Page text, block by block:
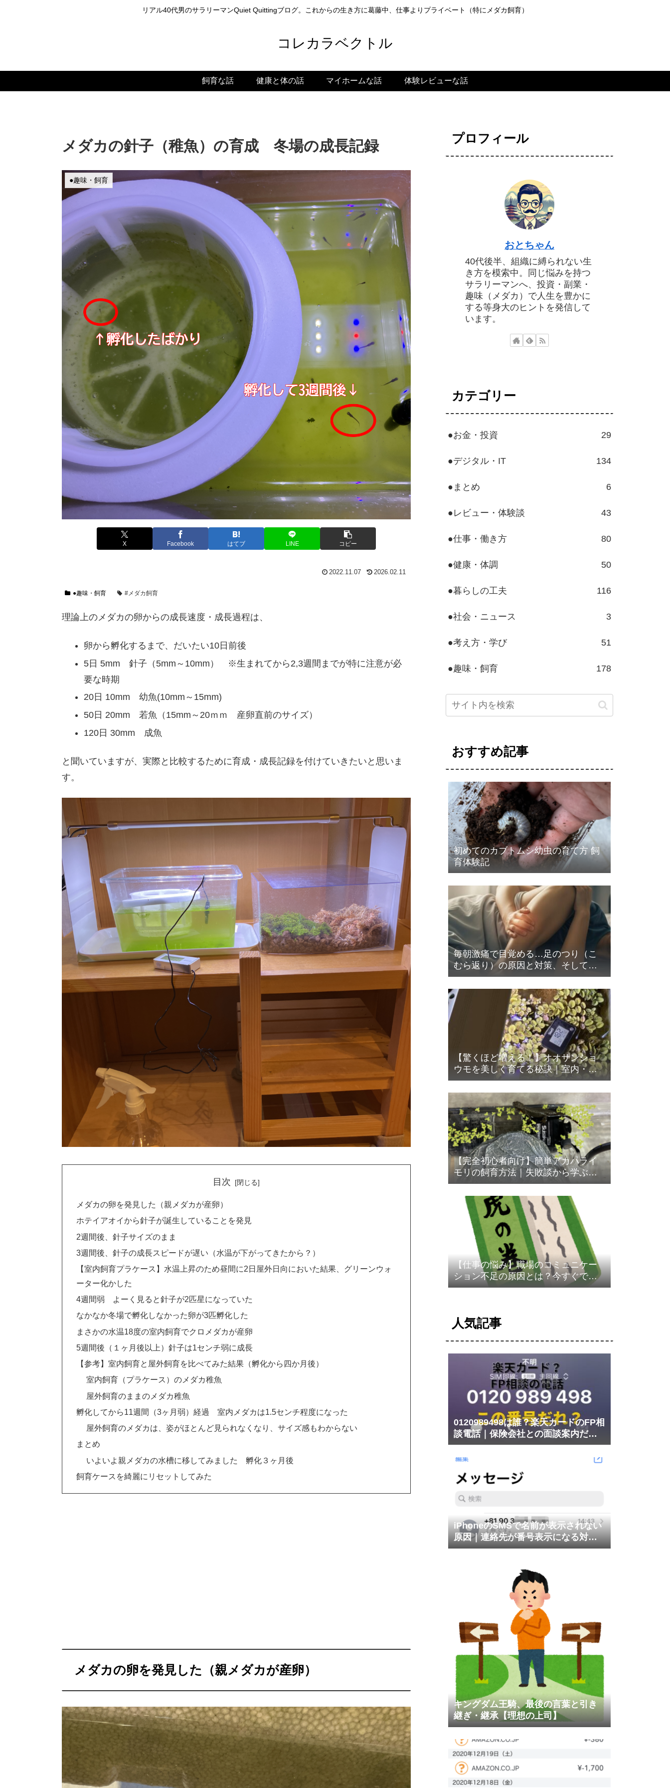
リアル40代男のサラリーマンQuiet Quittingブログ。これからの生き方に葛藤中、仕事よりプライベート（特にメダカ飼育）
コレカラベクトル
飼育な話 健康と体の話 マイホームな話 体験レビューな話
メダカの針子（稚魚）の育成 冬場の成長記録
●趣味・飼育
X Facebook はてブ LINE コピー
2022.11.07 2026.02.11
●趣味・飼育 #メダカ飼育
理論上のメダカの卵からの成長速度・成長過程は、
卵から孵化するまで、だいたい10日前後
5日 5mm 針子（5mm～10mm） ※生まれてから2,3週間までが特に注意が必
要な時期
20日 10mm 幼魚(10mm～15mm)
50日 20mm 若魚（15mm～20ｍｍ 産卵直前のサイズ）
120日 30mm 成魚
と聞いていますが、実際と比較するために育成・成長記録を付けていきたいと思いま
す。
目次
メダカの卵を発見した（親メダカが産卵）
ホテイアオイから針子が誕生していることを発見
2週間後、針子サイズのまま
3週間後、針子の成長スピードが遅い（水温が下がってきたから？）
【室内飼育プラケース】水温上昇のため昼間に2日屋外日向においた結果、グリーンウォ
ーター化かした
4週間弱 よーく見ると針子が2匹星になっていた
なかなか冬場で孵化しなかった卵が3匹孵化した
まさかの水温18度の室内飼育でクロメダカが産卵
5週間後（１ヶ月後以上）針子は1センチ弱に成長
【参考】室内飼育と屋外飼育を比べてみた結果（孵化から四か月後）
室内飼育（プラケース）のメダカ稚魚
屋外飼育のままのメダカ稚魚
孵化してから11週間（3ヶ月弱）経過 室内メダカは1.5センチ程度になった
屋外飼育のメダカは、姿がほとんど見られなくなり、サイズ感もわからない
まとめ
いよいよ親メダカの水槽に移してみました 孵化３ヶ月後
飼育ケースを綺麗にリセットしてみた
メダカの卵を発見した（親メダカが産卵）
プロフィール
おとちゃん
40代後半、組織に縛られない生
き方を模索中。同じ悩みを持つ
サラリーマンへ、投資・副業・
趣味（メダカ）で人生を豊かに
する等身大のヒントを発信して
います。
カテゴリー
●お金・投資 29
●デジタル・IT 134
●まとめ 6
●レビュー・体験談 43
●仕事・働き方 80
●健康・体調 50
●暮らしの工夫 116
●社会・ニュース 3
●考え方・学び 51
●趣味・飼育 178
おすすめ記事
初めてのカブトムシ幼虫の育て方 飼
育体験記
毎朝激痛で目覚める…足のつり（こ
むら返り）の原因と対策、そして意
外な盲点とは？
【驚くほど増える！】オオサンショ
ウモを美しく育てる秘訣｜室内・屋
外での育て方と注意点
【完全初心者向け】簡単アカハライ
モリの飼育方法｜失敗談から学ぶ飼
育のコツ
【仕事の悩み】職場のコミュニケー
ション不足の原因とは？今すぐでき
る改善策と5W1H活用術
人気記事
0120989498は誰？楽天カードのFP相
談電話｜保険会社との面談案内だっ
た
iPhoneのSMSで名前が表示されない
原因｜連絡先が番号表示になる対処
法
キングダム王騎、最後の言葉と引き
継ぎ・継承【理想の上司】